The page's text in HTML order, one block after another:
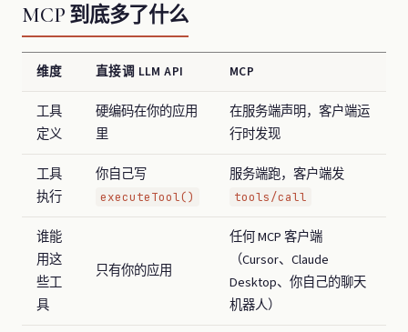
MCP 到底多了什么
维度 直接调 LLM API MCP
工具
定义
硬编码在你的应用
里
在服务端声明，客户端运
行时发现
工具
执行
你自己写
executeTool()
服务端跑，客户端发
tools/call
谁能
用这
些工
具
只有你的应用
任何 MCP 客户端
（Cursor、Claude
Desktop、你自己的聊天
机器人）